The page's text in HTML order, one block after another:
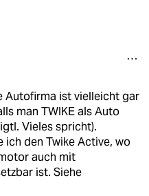
Autofirma ist vielleicht gar
man TWIKE als Auto
Vieles spricht).
ich den Twike Active, wo
auch mit
ist. Siehe